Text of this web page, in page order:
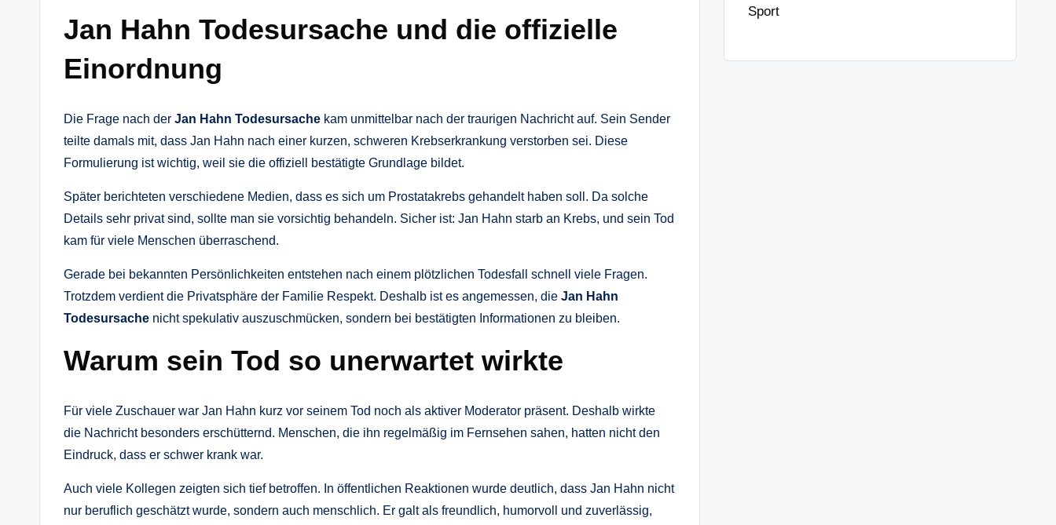
Jan Hahn Todesursache und die offizielle
Einordnung
Die Frage nach der Jan Hahn Todesursache kam unmittelbar nach der traurigen Nachricht auf. Sein Sender
teilte damals mit, dass Jan Hahn nach einer kurzen, schweren Krebserkrankung verstorben sei. Diese
Formulierung ist wichtig, weil sie die offiziell bestätigte Grundlage bildet.
Später berichteten verschiedene Medien, dass es sich um Prostatakrebs gehandelt haben soll. Da solche
Details sehr privat sind, sollte man sie vorsichtig behandeln. Sicher ist: Jan Hahn starb an Krebs, und sein Tod
kam für viele Menschen überraschend.
Gerade bei bekannten Persönlichkeiten entstehen nach einem plötzlichen Todesfall schnell viele Fragen.
Trotzdem verdient die Privatsphäre der Familie Respekt. Deshalb ist es angemessen, die Jan Hahn
Todesursache nicht spekulativ auszuschmücken, sondern bei bestätigten Informationen zu bleiben.
Warum sein Tod so unerwartet wirkte
Für viele Zuschauer war Jan Hahn kurz vor seinem Tod noch als aktiver Moderator präsent. Deshalb wirkte
die Nachricht besonders erschütternd. Menschen, die ihn regelmäßig im Fernsehen sahen, hatten nicht den
Eindruck, dass er schwer krank war.
Auch viele Kollegen zeigten sich tief betroffen. In öffentlichen Reaktionen wurde deutlich, dass Jan Hahn nicht
nur beruflich geschätzt wurde, sondern auch menschlich. Er galt als freundlich, humorvoll und zuverlässig,
Sport